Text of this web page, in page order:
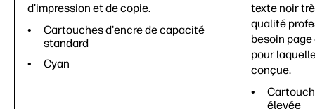
d’impression et de copie.
Cartouches d'encre de capacité
standard
Cyan
texte noir
qualité
besoin page
pour
conçue.
élevée